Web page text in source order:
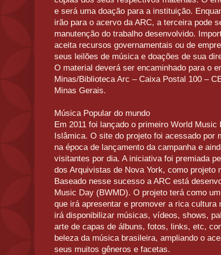
e será uma doação para a instituição.
irão para o acervo da ARC, a terceira pode
manutenção do trabalho desenvolvido.
aceita recursos governamentais ou de
seus leilões de música e doações de sua
O material deverá ser encaminhado para o
Minas/Biblioteca Arc – Caixa Postal 100 –
Minas Gerais.
Música Popular do mundo
Em 2011 foi lançado o primeiro World
Islâmica. O site do projeto foi acessado por
na época de lançamento da campanha e
visitantes por dia. A iniciativa foi premiada
dos Arquivistas de Nova York, como projeto
Baseado nesse sucesso a ARC está
Music Day (BWMD). O projeto terá como
que irá apresentar e promover a rica
irá disponibilizar músicas, vídeos, shows,
arte de capas de álbuns, fotos, links, etc,
beleza da música brasileira, ampliando o
seus muitos gêneros e facetas.